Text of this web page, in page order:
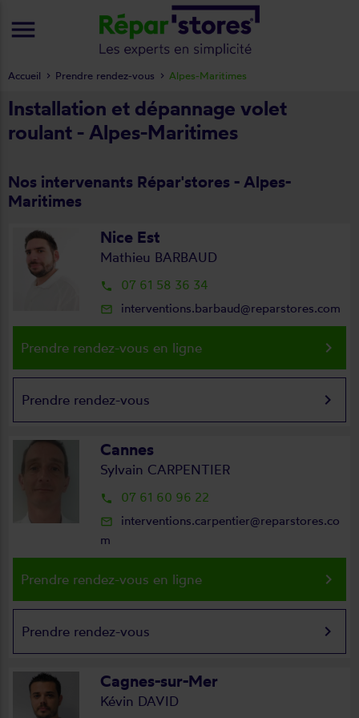
Installation et dépannage volet
roulant - Alpes-Maritimes
Nos intervenants Répar'stores - Alpes-
Maritimes
Nice Est
Mathieu BARBAUD
local_phone 07 61 58 36 34
mail_outline interventions.barbaud@reparstores.com
Prendre rendez-vous en ligne keyboard_arrow_right
Prendre rendez-vous keyboard_arrow_right
Cannes
Sylvain CARPENTIER
local_phone 07 61 60 96 22
mail_outline
interventions.carpentier@reparstores.co
m
Prendre rendez-vous en ligne keyboard_arrow_right
Prendre rendez-vous keyboard_arrow_right
Cagnes-sur-Mer
Kévin DAVID
Accueil Prendre rendez-vous Alpes-Maritimes
menu